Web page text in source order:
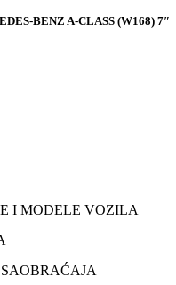
BENZ A-CLASS (W168) 7″
I MODELE VOZILA